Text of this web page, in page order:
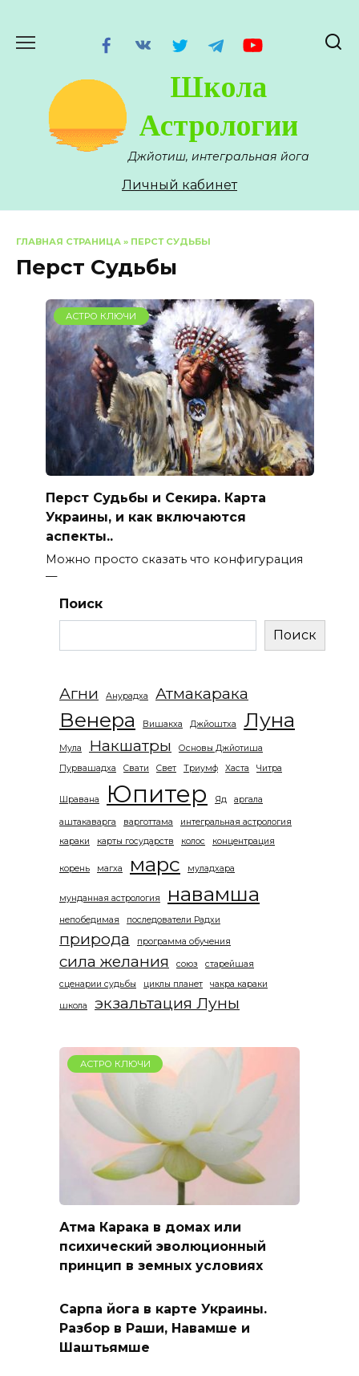
содержанию
Школа
Астрологии
Джйотиш, интегральная йога
Личный кабинет
ГЛАВНАЯ СТРАНИЦА » ПЕРСТ СУДЬБЫ
Перст Судьбы
АСТРО КЛЮЧИ
Перст Судьбы и Секира. Карта
Украины, и как включаются
аспекты..
Можно просто сказать что конфигурация
—
Поиск
Поиск
Агни Анурадха Атмакарака
Венера Вишакха Джйоштха Луна
Мула Накшатры
Основы Джйотиша
Пурвашадха
Свати Свет Триумф Хаста Читра
Шравана Юпитер Яд аргала
аштакаварга варготтама
интегральная астрология
караки
карты государств колос концентрация
корень магха марс муладхара
мунданная астрология навамша
непобедимая последователи Радхи
природа программа обучения
сила желания союз
старейшая
сценарии судьбы
циклы планет чакра караки
школа экзальтация Луны
АСТРО КЛЮЧИ
Атма Карака в домах или
психический эволюционный
принцип в земных условиях
Сарпа йога в карте Украины.
Разбор в Раши, Навамше и
Шаштьямше